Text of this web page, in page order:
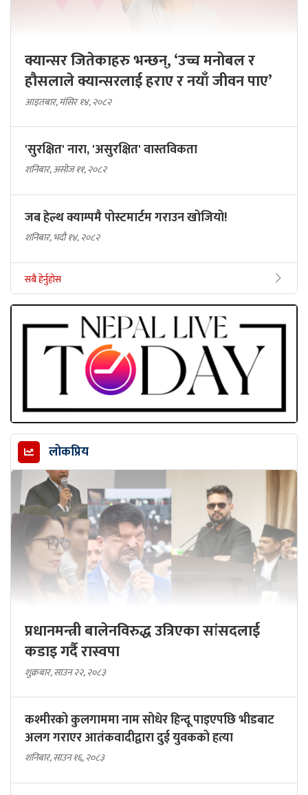
क्यान्सर जितेकाहरु भन्छन्, ‘उच्च मनोबल र
हौसलाले क्यान्सरलाई हराए र नयाँ जीवन पाए’
आइतबार, मंसिर १४, २०८२
'सुरक्षित' नारा, 'असुरक्षित' वास्तविकता
शनिबार, असोज ११, २०८२
जब हेल्थ क्याम्पमै पोस्टमार्टम गराउन खोजियो!
शनिबार, भदौ १४, २०८२
सबै हेर्नुहोस
लोकप्रिय
प्रधानमन्त्री बालेनविरुद्ध उत्रिएका सांसदलाई
कडाइ गर्दै रास्वपा
शुक्रबार, साउन २२, २०८३
कश्मीरको कुलगाममा नाम सोधेर हिन्दू पाइएपछि भीडबाट
अलग गराएर आतंकवादीद्वारा दुई युवकको हत्या
शनिबार, साउन १६, २०८३